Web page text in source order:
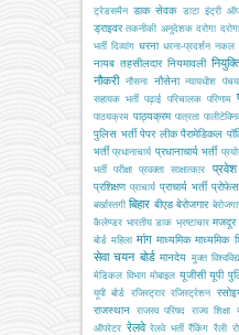
ट्रेडसमैन डाक सेवक डाटा इंट्री
ड्राइवर तकनीकी अनुदेशक दरोगा
भर्ती दिव्यांग धरना धरना-प्रदर्शन नकल
नायब तहसीलदार नियमावली
नौकरी नौसना नौसेना न्यायधीश
सहायक भर्ती पढ़ाई परिचालक परिणाम
पाठयक्रम पाठ्यक्रम पात्रता
पुलिस भर्ती पेपर लीक पैरामेडिकल
भर्ती प्रधानाचार्य प्रधानाचार्य भर्ती
भर्ती परीक्षा
प्रवक्ता साक्षात्कार प्रवेश
प्रशिक्षण प्राचार्य प्राचार्य भर्ती
बर्खास्तगी बिहार बीएड बेरोजगार
कैलेण्डर भारतीय डाक भ्रष्टाचार मजदूर
बोर्ड महिला मांग माध्यमिक माध्यमिक
सेवा चयन बोर्ड मानदेय मुक्त
मेडिकल विभाग मोबाइल यूजीसी यूपी
यूपी बोर्ड रजिस्ट्रार रजिस्ट्रेशन
राजस्थान राजस्व परिषद राज्य
ऑपरेटर रेलवे रेलवे भर्ती रैंकिंग रैली